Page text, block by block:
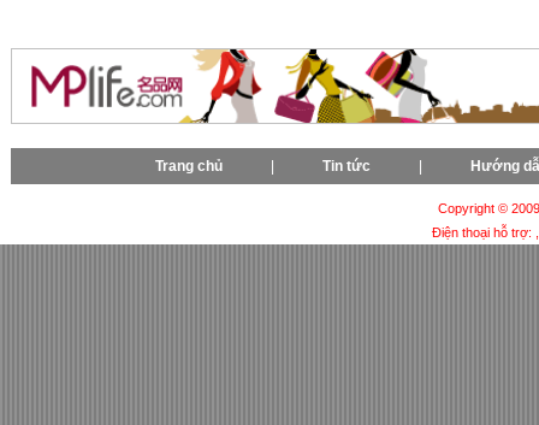
Trang chủ Tin tức Hướng
Copyright ©
Điện thoại hỗ trợ: